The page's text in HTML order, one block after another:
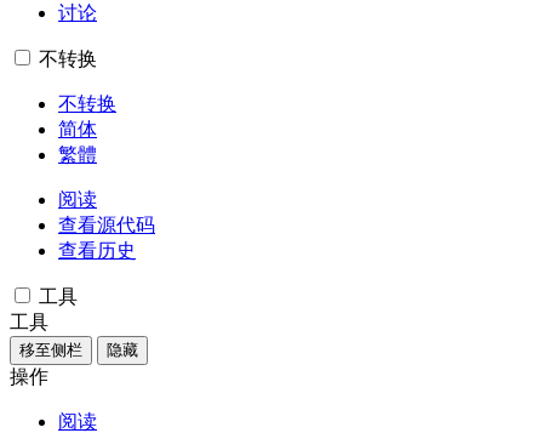
讨论
不转换
不转换
简体
繁體
阅读
查看源代码
查看历史
工具
工具
移至侧栏 隐藏
操作
阅读